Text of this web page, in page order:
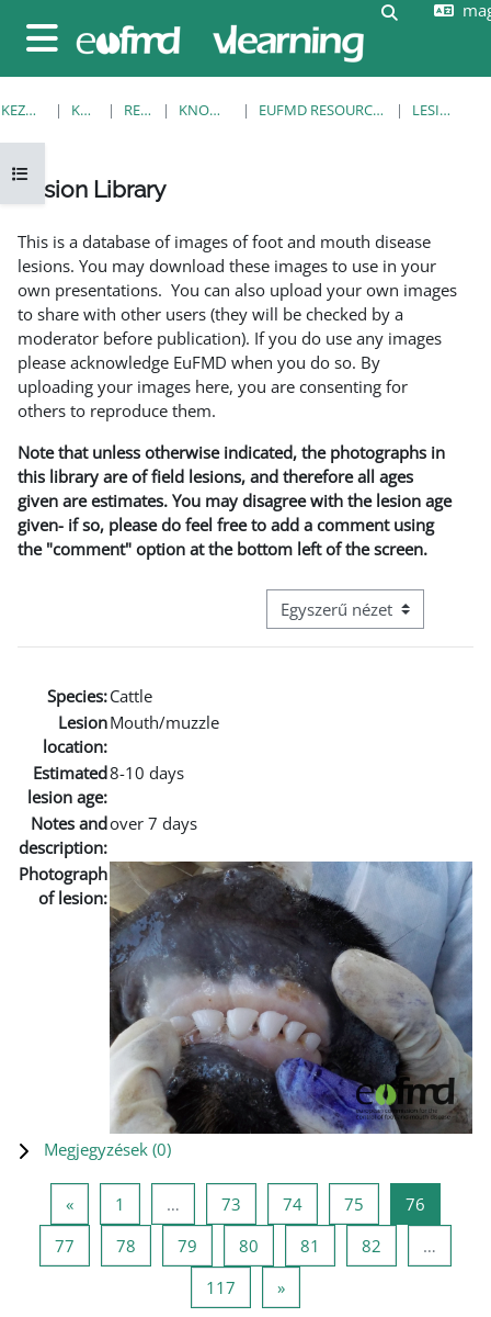
Oldalpanel
Keresési
Kurzusmutató megnyitása
KEZDŐOLDAL KURZUSOK RESOURCES KNOWLEDGE BANK EUFMD RESOURCES: CLINICAL DIAGNOSIS LESION LIBRARY
Lesion Library
This is a database of images of foot and mouth disease
lesions. You may download these images to use in your
own presentations. You can also upload your own images
to share with other users (they will be checked by a
moderator before publication). If you do use any images
please acknowledge EuFMD when you do so. By
uploading your images here, you are consenting for
others to reproduce them.
Note that unless otherwise indicated, the photographs in
this library are of field lesions, and therefore all ages
given are estimates. You may disagree with the lesion age
given- if so, please do feel free to add a comment using
the "comment" option at the bottom left of the screen.
Harmadik szintű navigáció
Species:Cattle
Lesion
location:
Mouth/muzzle
Estimated
lesion age:
8-10 days
Notes and
description:
over 7 days
Photograph
of lesion:
Megjegyzések (0)
«Előző oldal
1 … 73 73 oldal
7474 oldal
75 75 oldal
76
77 77 oldal
78 78 oldal
79 79 oldal
80 80 oldal
81 81 oldal
82
…
117 117 oldal
»Következő oldal